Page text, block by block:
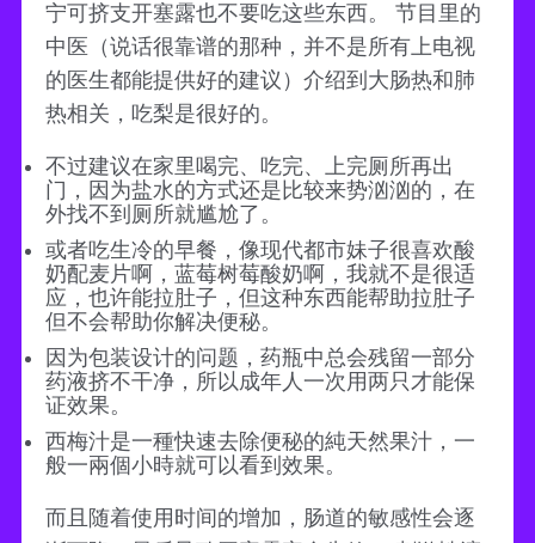
宁可挤支开塞露也不要吃这些东西。 节目里的
中医（说话很靠谱的那种，并不是所有上电视
的医生都能提供好的建议）介绍到大肠热和肺
热相关，吃梨是很好的。
不过建议在家里喝完、吃完、上完厕所再出
门，因为盐水的方式还是比较来势汹汹的，在
外找不到厕所就尴尬了。
或者吃生冷的早餐，像现代都市妹子很喜欢酸
奶配麦片啊，蓝莓树莓酸奶啊，我就不是很适
应，也许能拉肚子，但这种东西能帮助拉肚子
但不会帮助你解决便秘。
因为包装设计的问题，药瓶中总会残留一部分
药液挤不干净，所以成年人一次用两只才能保
证效果。
西梅汁是一種快速去除便秘的純天然果汁，一
般一兩個小時就可以看到效果。
而且随着使用时间的增加，肠道的敏感性会逐